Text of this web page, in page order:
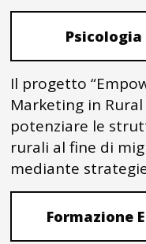
Il progetto
Marketing in
potenziare le
rurali al fine di
mediante
Formazione